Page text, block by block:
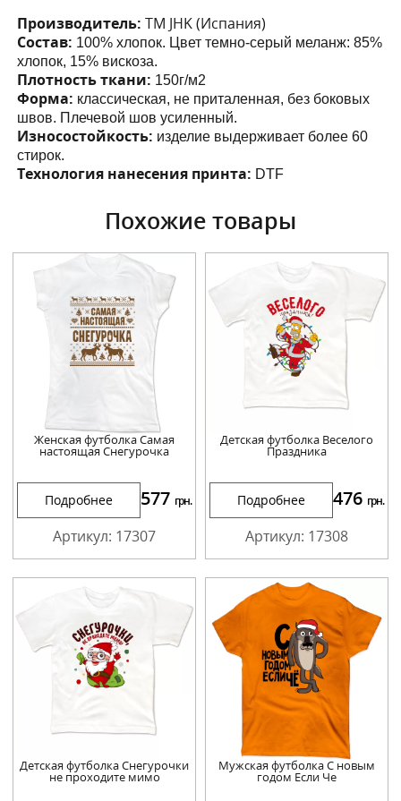
Производитель:ТМ JHK (Испания)
Состав: 100% хлопок. Цвет темно-серый меланж: 85%
хлопок, 15% вискоза.
Плотность ткани: 150г/м2
Форма: классическая, не приталенная, без боковых
швов. Плечевой шов усиленный.
Износостойкость: изделие выдерживает более 60
стирок.
Технология нанесения принта: DTF
Похожие товары
Женская футболка Самая
настоящая Снегурочка
Подробнее 577 грн.
Артикул: 17307
Детская футболка Веселого
Праздника
Подробнее 476 грн.
Артикул: 17308
Детская футболка Снегурочки
не проходите мимо
Мужская футболка С новым
годом Если Че